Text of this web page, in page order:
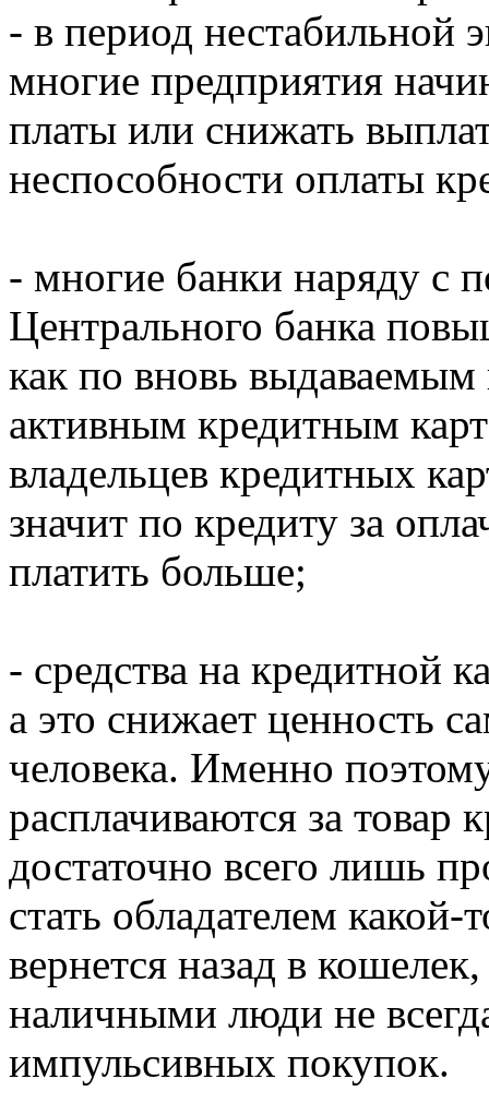
- в период нестабильной
многие предприятия
платы или снижать
неспособности оплаты
- многие банки наряду с
Центрального банка
как по вновь
активным кредитным
владельцев кредитных
значит по кредиту за
платить больше;
- средства на кредитной
а это снижает ценность
человека. Именно
расплачиваются за товар
достаточно всего лишь
стать обладателем
вернется назад в
наличными люди не
импульсивных покупок.